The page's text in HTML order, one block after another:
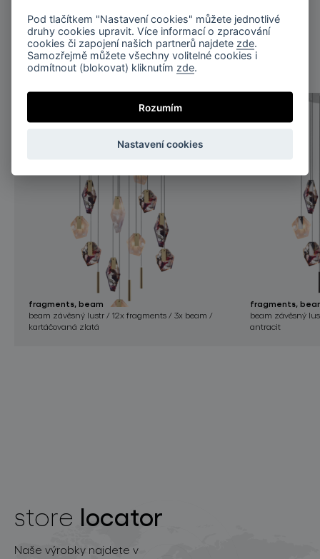
podobné produkty
fragments, beam
beam závěsný lustr / 12x fragments / 3x beam /
kartáčovaná zlatá
fragments,
beam závěsný
antracit
store locator
Naše výrobky najdete v
Pod tlačítkem "Nastavení cookies" můžete jednotlivé
druhy cookies upravit. Více informací o zpracování
cookies či zapojení našich partnerů najdete zde.
Samozřejmě můžete všechny volitelné cookies i
odmítnout (blokovat) kliknutím zde.
Rozumím
Nastavení cookies